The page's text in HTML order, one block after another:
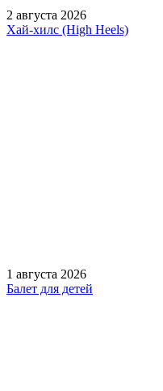
2 августа 2026
Хай-хилс (High Heels)
1 августа 2026
Балет для детей